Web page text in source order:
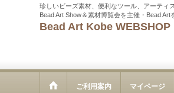
珍しいビーズ素材、便利なツール、アーティ
Bead Art Show＆素材博覧会を主催・Bead
Bead Art Kobe WEBSHOP
ご利用案内 マイページ